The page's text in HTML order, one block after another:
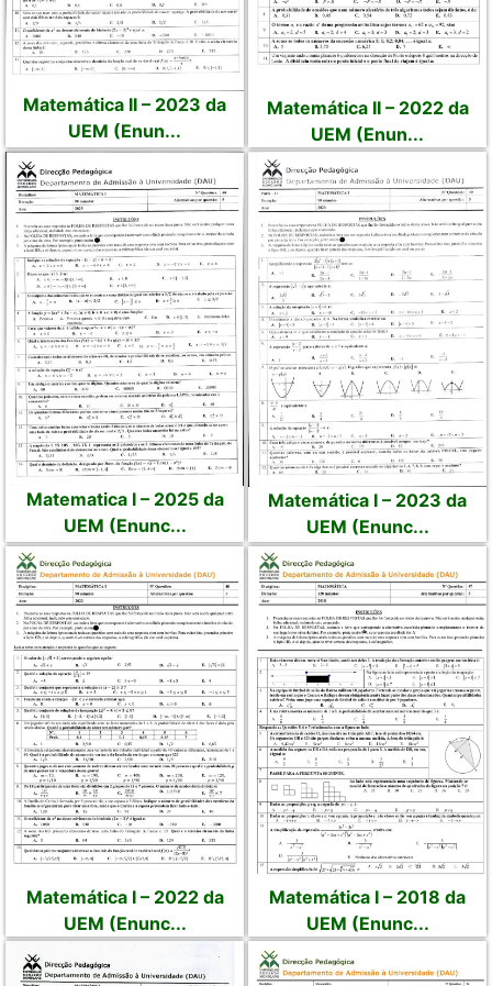
Matemática II – 2023 da
UEM (Enun...
Matemática II – 2022 da
UEM (Enun...
Matematica I – 2025 da
UEM (Enunc...
Matemática I – 2023 da
UEM (Enunc...
Matemática I – 2022 da
UEM (Enunc...
Matemática I – 2018 da
UEM (Enunc...